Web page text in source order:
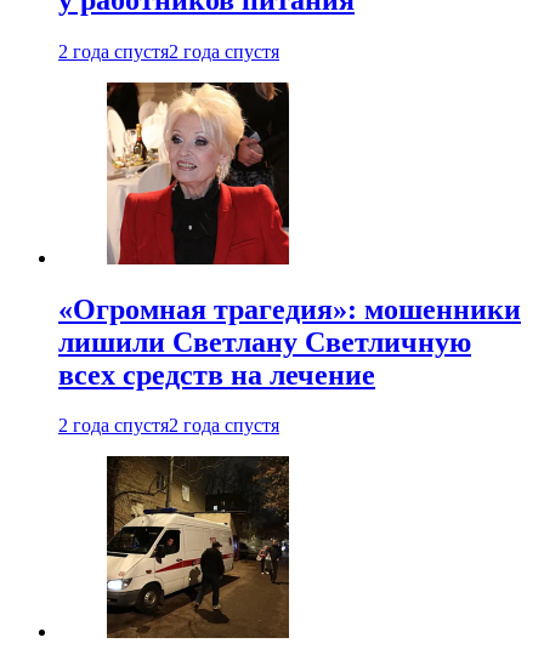
2 года спустя2 года спустя
«Огромная трагедия»: мошенники
лишили Светлану Светличную
всех средств на лечение
2 года спустя2 года спустя